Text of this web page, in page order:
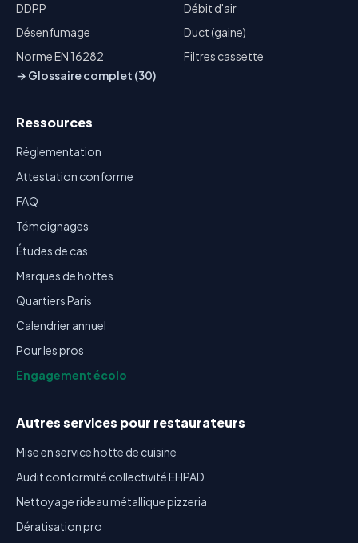
DDPP
Débit d'air
Désenfumage
Duct (gaine)
Norme EN 16282
Filtres cassette
→ Glossaire complet (30)
Ressources
Réglementation
Attestation conforme
FAQ
Témoignages
Études de cas
Marques de hottes
Quartiers Paris
Calendrier annuel
Pour les pros
Engagement écolo
Autres services pour restaurateurs
Mise en service hotte de cuisine
Audit conformité collectivité EHPAD
Nettoyage rideau métallique pizzeria
Dératisation pro